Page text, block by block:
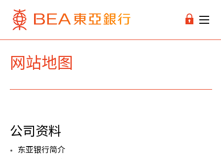
网站地图
公司资料
东亚银行简介